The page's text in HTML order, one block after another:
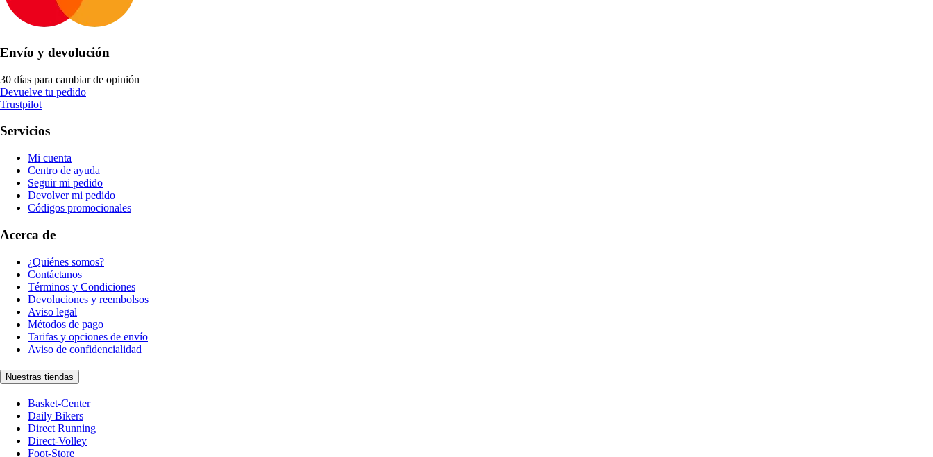
Envío y devolución
30 días para cambiar de opinión
Devuelve tu pedido
Trustpilot
Servicios
Mi cuenta
Centro de ayuda
Seguir mi pedido
Devolver mi pedido
Códigos promocionales
Acerca de
¿Quiénes somos?
Contáctanos
Términos y Condiciones
Devoluciones y reembolsos
Aviso legal
Métodos de pago
Tarifas y opciones de envío
Aviso de confidencialidad
Nuestras tiendas
Basket-Center
Daily Bikers
Direct Running
Direct-Volley
Foot-Store